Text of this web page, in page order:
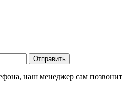
наш менеджер сам позвонит